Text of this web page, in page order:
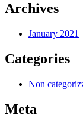
Archives
January 2021
Categories
Non
Meta